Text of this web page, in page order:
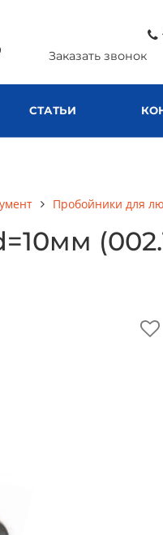
Заказать звонок
СТАТЬИ
Пробойники для